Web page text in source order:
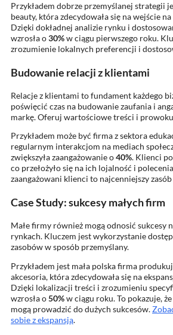
Przykładem dobrze przemyślanej strategii
beauty, która zdecydowała się na wejście
Dzięki dokładnej analizie rynku i
wzrosła o30%w ciągu pierwszego roku.
zrozumienie lokalnych preferencji i
Budowanie relacji z klientami
Relacje z klientami to fundament każdego
poświęcić czas na budowanie zaufania i
markę. Oferuj wartościowe treści i
Przykładem może być firma z sektora
regularnym interakcjom na mediach
zwiększyła zaangażowanie o40%. Klienci
co przełożyło się na ich lojalność i
zaangażowani klienci to najcenniejszy
Case Study: sukcesy małych firm
Małe firmy również mogą odnosić sukcesy
rynkach. Kluczem jest wykorzystanie
zasobów w sposób przemyślany.
Przykładem jest mała polska firma
akcesoria, która zdecydowała się na
Dzięki lokalizacji treści i zrozumieniu
wzrosła o50%w ciągu roku. To pokazuje,
mogą prowadzić do dużych sukcesów.
sobie z ekspansją.